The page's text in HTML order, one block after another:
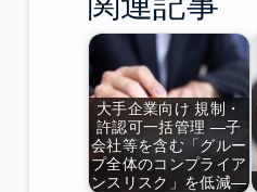
大手企業向け 規制・
許認可一括管理 ―子
会社等を含む「グルー
プ全体のコンプライア
ンスリスク」を低減―